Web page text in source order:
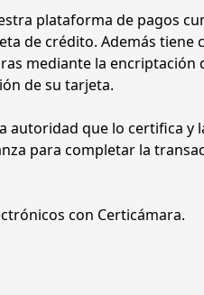
plataforma de pagos
de crédito. Además tiene
mediante la encriptación
de su tarjeta.
autoridad que lo certifica y
con Certicámara.